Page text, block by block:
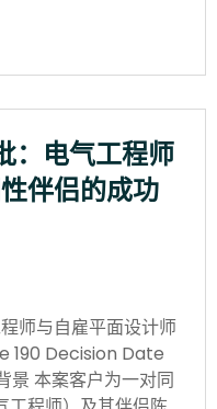
：电气工程师
伴侣的成功
师与自雇平面设计师
190 Decision Date
景 本案客户为一对同